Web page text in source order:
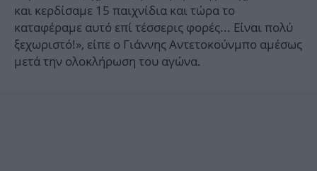
και κερδίσαμε 15 παιχνίδια και τώρα το
καταφέραμε αυτό επί τέσσερις φορές... Είναι πολύ
ξεχωριστό!», είπε ο Γιάννης Αντετοκούνμπο αμέσως
μετά την ολοκλήρωση του αγώνα.